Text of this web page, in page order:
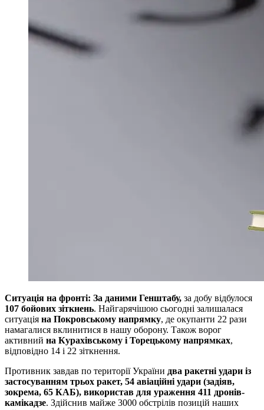
Ситуація на фронті: За даними Генштабу, за добу відбулося
107 бойових зіткнень. Найгарячішою сьогодні залишалася
ситуація на Покровському напрямку, де окупанти 22 рази
намагалися вклинитися в нашу оборону. Також ворог
активний на Курахівському і Торецькому напрямках,
відповідно 14 і 22 зіткнення.
Противник завдав по території України два ракетні удари із
застосуванням трьох ракет, 54 авіаційні удари (задіяв,
зокрема, 65 КАБ), використав для ураження 411 дронів-
камікадзе. Здійснив майже 3000 обстрілів позицій наших